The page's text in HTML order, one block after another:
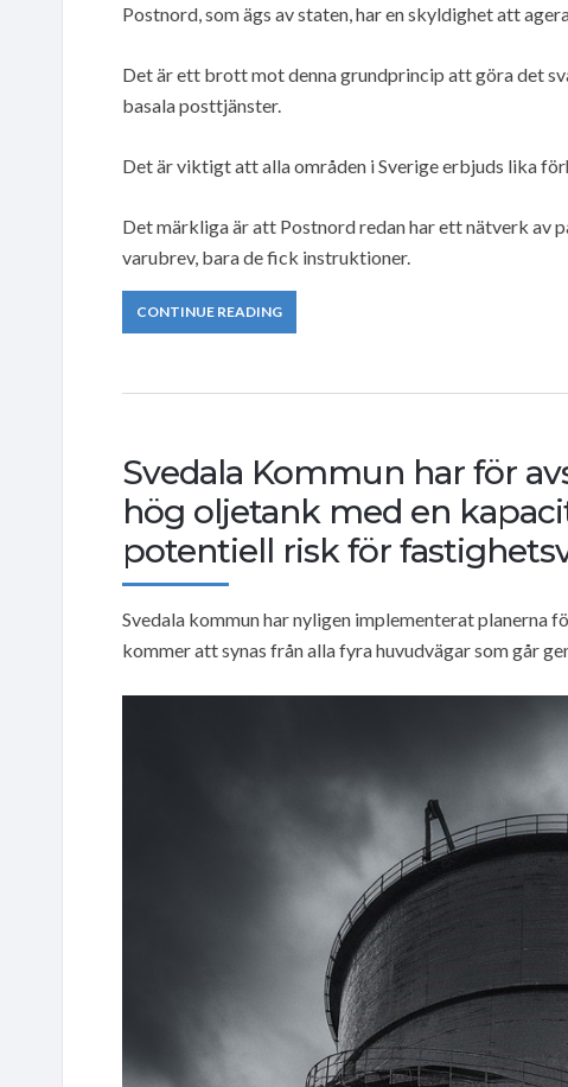
Postnord, som ägs av staten, har en skyldighet att
Det är ett brott mot denna grundprincip att göra det
basala posttjänster.
Det är viktigt att alla områden i Sverige erbjuds lika
Det märkliga är att Postnord redan har ett nätverk av
varubrev, bara de fick instruktioner.
CONTINUE READING
Svedala Kommun har för
hög oljetank med en
potentiell risk för
Svedala kommun har nyligen implementerat planerna
kommer att synas från alla fyra huvudvägar som går